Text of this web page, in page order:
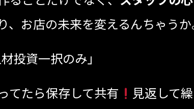
お店の未来を変えるんちゃうか
投資一択のみ」
てたら保存して共有
見返して